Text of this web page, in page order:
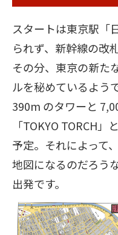
スタートは東京駅「
られず、新幹線の改
その分、東京の新た
ルを秘めているよう
390m のタワーと
「TOKYO TORCH
予定。それによって
地図になるのだろう
出発です。